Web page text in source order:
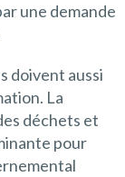
une demande
doivent aussi
La
déchets et
pour